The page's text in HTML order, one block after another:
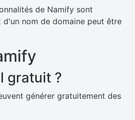
de Namify sont
d'un nom de domaine peut être
gratuit ?
générer gratuitement des